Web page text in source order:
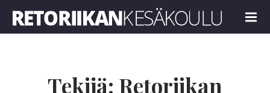
MENU
Tekijä: Retoriikan